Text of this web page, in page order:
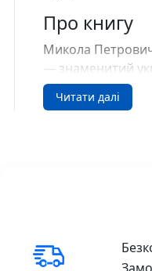
Про книгу
Микола
— знаменитий
радянський
захоплювалися
нині невпинно
Читати далі